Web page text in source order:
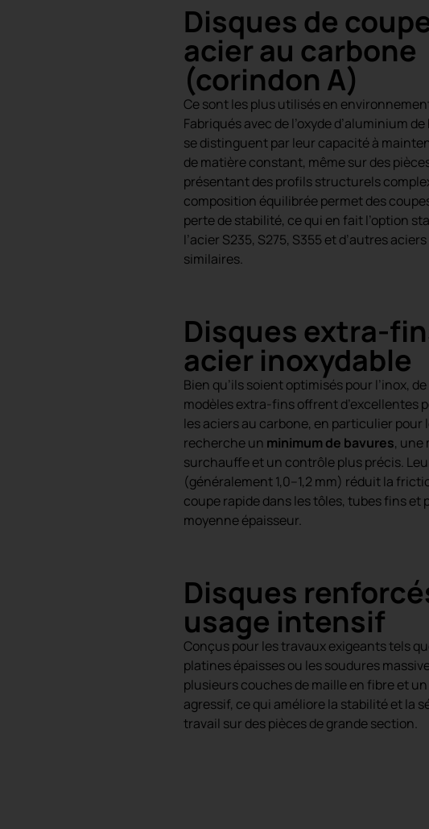
Disques de
acier au carbone
(corindon A)
Ce sont les plus utilisés en
Fabriqués avec de l’oxyde d’aluminium
se distinguent par leur capacité à
de matière constant, même sur des
présentant des profils structurels
composition équilibrée permet des
perte de stabilité, ce qui en fait l’option
l’acier S235, S275, S355 et d’autres
similaires.
Disques extra-
acier inoxydable
Bien qu’ils soient optimisés pour l’inox,
modèles extra-fins offrent d’excellentes
les aciers au carbone, en particulier pour
recherche un minimum de bavures, une
surchauffe et un contrôle plus précis.
(généralement 1,0–1,2 mm) réduit la
coupe rapide dans les tôles, tubes fins et
moyenne épaisseur.
Disques
usage intensif
Conçus pour les travaux exigeants tels
platines épaisses ou les soudures
plusieurs couches de maille en fibre et
agressif, ce qui améliore la stabilité et la
travail sur des pièces de grande section.